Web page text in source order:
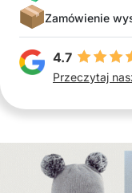
Zamówienie
4.7
Przeczytaj